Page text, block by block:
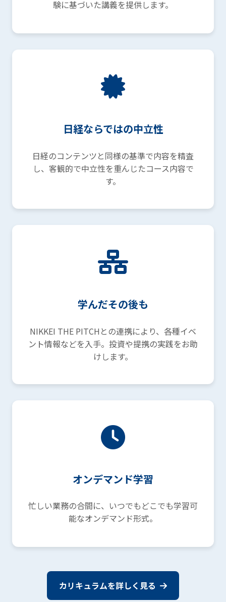
験に基づいた講義を提供します。
日経ならではの中立性
日経のコンテンツと同様の基準で内容を精査
し、客観的で中立性を重んじたコース内容で
す。
学んだその後も
NIKKEI THE PITCHとの連携により、各種イベ
ント情報などを入手。投資や提携の実践をお助
けします。
オンデマンド学習
忙しい業務の合間に、いつでもどこでも学習可
能なオンデマンド形式。
カリキュラムを詳しく見る